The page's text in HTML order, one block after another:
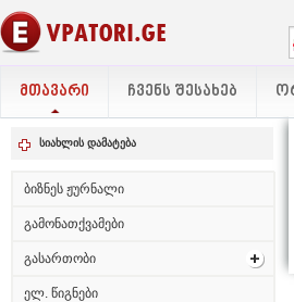
ᲛᲗᲐᲕᲐᲠᲘ ᲩᲕᲔᲜᲡ ᲨᲔᲡᲐᲮᲔᲑ
სიახლის დამატება
ბიზნეს ჟურნალი
გამონათქვამები
გასართობი
ელ. წიგნები